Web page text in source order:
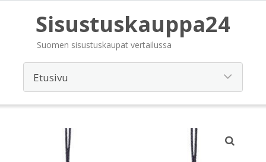
Sisustuskauppa24
Suomen sisustuskaupat vertailussa